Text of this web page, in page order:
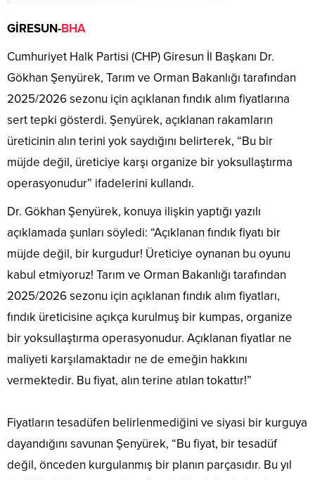
GİRESUN-BHA
Cumhuriyet Halk Partisi (CHP) Giresun İl Başkanı Dr.
Gökhan Şenyürek, Tarım ve Orman Bakanlığı tarafından
2025/2026 sezonu için açıklanan fındık alım fiyatlarına
sert tepki gösterdi. Şenyürek, açıklanan rakamların
üreticinin alın terini yok saydığını belirterek, “Bu bir
müjde değil, üreticiye karşı organize bir yoksullaştırma
operasyonudur” ifadelerini kullandı.
Dr. Gökhan Şenyürek, konuya ilişkin yaptığı yazılı
açıklamada şunları söyledi: “Açıklanan fındık fiyatı bir
müjde değil, bir kurgudur! Üreticiye oynanan bu oyunu
kabul etmiyoruz! Tarım ve Orman Bakanlığı tarafından
2025/2026 sezonu için açıklanan fındık alım fiyatları,
fındık üreticisine açıkça kurulmuş bir kumpas, organize
bir yoksullaştırma operasyonudur. Açıklanan fiyatlar ne
maliyeti karşılamaktadır ne de emeğin hakkını
vermektedir. Bu fiyat, alın terine atılan tokattır!”
Fiyatların tesadüfen belirlenmediğini ve siyasi bir kurguya
dayandığını savunan Şenyürek, “Bu fiyat, bir tesadüf
değil, önceden kurgulanmış bir planın parçasıdır. Bu yıl